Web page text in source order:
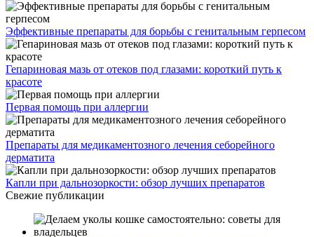
Эффективные препараты для борьбы с генитальным герпесом
Гепариновая мазь от отеков под глазами: короткий путь к
красоте
Первая помощь при аллергии
Препараты для медикаментозного лечения себорейного
дерматита
Капли при дальнозоркости: обзор лучших препаратов
Свежие публикации